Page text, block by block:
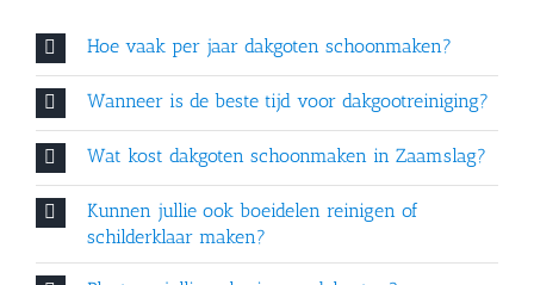
Hoe vaak per jaar dakgoten schoonmaken?
Wanneer is de beste tijd voor dakgootreiniging?
Wat kost dakgoten schoonmaken in Zaamslag?
Kunnen jullie ook boeidelen reinigen of
schilderklaar maken?